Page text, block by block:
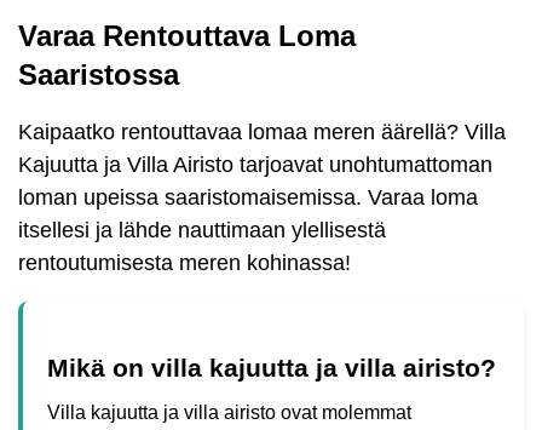
Varaa Rentouttava Loma
Saaristossa
Kaipaatko rentouttavaa lomaa meren äärellä? Villa
Kajuutta ja Villa Airisto tarjoavat unohtumattoman
loman upeissa saaristomaisemissa. Varaa loma
itsellesi ja lähde nauttimaan ylellisestä
rentoutumisesta meren kohinassa!
Mikä on villa kajuutta ja villa airisto?
Villa kajuutta ja villa airisto ovat molemmat